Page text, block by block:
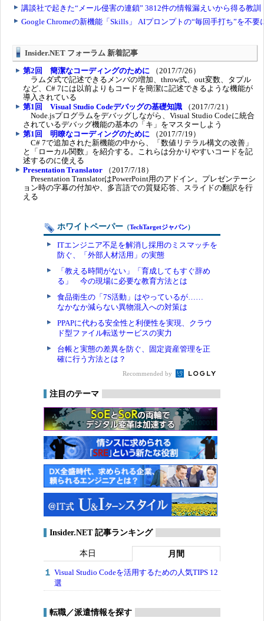
Insider.NET フォーラム 新着記事
第2回 簡潔なコーディングのために （2017/7/26）
ラムダ式で記述できるメンバの増加、throw式、out変数、タプル
など、C# 7には以前よりもコードを簡潔に記述できるような機能が
導入されている
第1回 Visual Studio Codeデバッグの基礎知識 （2017/7/21）
Node.jsプログラムをデバッグしながら、Visual Studio Codeに統合
されているデバッグ機能の基本の「キ」をマスターしよう
第1回 明瞭なコーディングのために （2017/7/19）
C# 7で追加された新機能の中から、「数値リテラル構文の改善」
と「ローカル関数」を紹介する。これらは分かりやすいコードを記
述するのに使える
Presentation Translator （2017/7/18）
Presentation TranslatorはPowerPoint用のアドイン。プレゼンテーシ
ョン時の字幕の付加や、多言語での質疑応答、スライドの翻訳を行
える
ホワイトペーパー （TechTargetジャパン）
ITエンジニア不足を解消し採用のミスマッチを
防ぐ、「外部人材活用」の実態
「教える時間がない」「育成してもすぐ辞め
る」 今の現場に必要な教育方法とは
食品衛生の「7S活動」はやっているが……
なかなか減らない異物混入への対策は
PPAPに代わる安全性と利便性を実現、クラウ
ド型ファイル転送サービスの実力
台帳と実態の差異を防ぐ、固定資産管理を正
確に行う方法とは？
Recommended by
注目のテーマ
Insider.NET 記事ランキング
本日 月間
Visual Studio Codeを活用するための人気TIPS 12
選
転職／派遣情報を探す